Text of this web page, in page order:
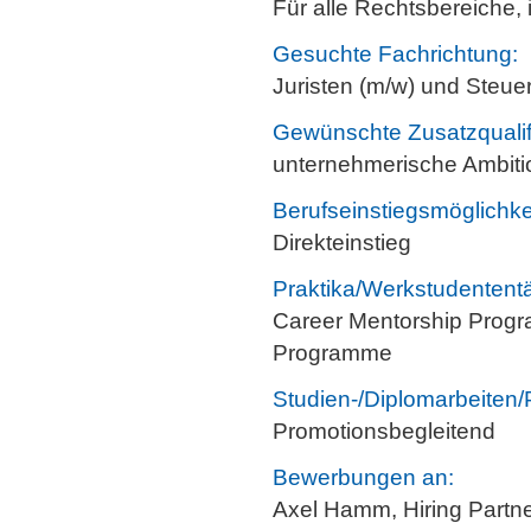
Für alle
Gesuchte Fachrichtung:
Juristen (m/w) und
Gewünschte
unternehmerische
Direkteinstieg
Praktika/
Career Mentorship
Programme
Studien-/
Promotionsbegleitend
Bewerbungen an:
Axel Hamm, Hiring